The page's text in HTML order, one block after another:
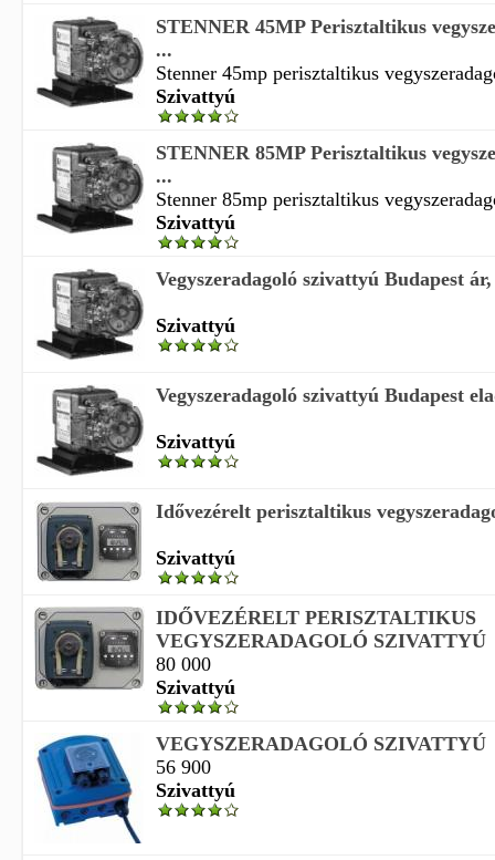
STENNER 45MP Perisztaltikus
...
Stenner 45mp perisztaltikus
Szivattyú
STENNER 85MP Perisztaltikus
...
Stenner 85mp perisztaltikus
Szivattyú
Vegyszeradagoló szivattyú Budapest
Szivattyú
Vegyszeradagoló szivattyú Budapest
Szivattyú
Idővezérelt perisztaltikus
Szivattyú
IDŐVEZÉRELT PERISZTALTIKUS
VEGYSZERADAGOLÓ SZIVATTYÚ
80 000
Szivattyú
VEGYSZERADAGOLÓ SZIVATTYÚ
56 900
Szivattyú